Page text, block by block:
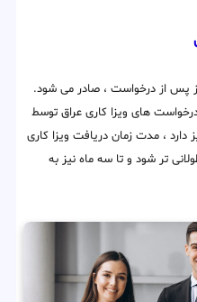
ویزا کاری عراق تقریبا 60 روز پس از درخواست ، صادر می شود.
های ویزا کاری عراق توسط
دارد ، مدت زمان دریافت ویزا کاری
تر شود و تا سه ماه نیز به